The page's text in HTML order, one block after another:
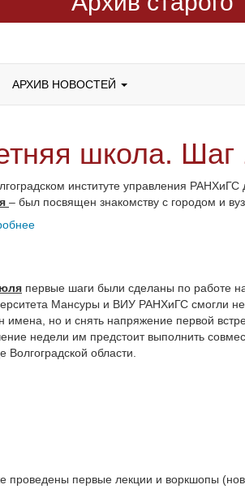
АРХИВ НОВОСТЕЙ
школа. Шаг
институте управления
– был посвящен знакомству с городом и
первые шаги были сделаны по работе
Мансуры и ВИУ РАНХиГС смогли
имена, но и снять напряжение первой
недели им предстоит выполнить
Волгоградской области.
проведены первые лекции и воркшопы